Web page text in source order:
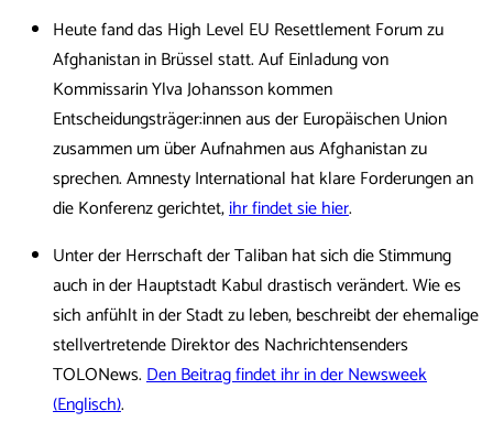
Heute fand das High Level EU Resettlement Forum zu
Afghanistan in Brüssel statt. Auf Einladung von
Kommissarin Ylva Johansson kommen
Entscheidungsträger:innen aus der Europäischen Union
zusammen um über Aufnahmen aus Afghanistan zu
sprechen. Amnesty International hat klare Forderungen an
die Konferenz gerichtet,ihr findet sie hier.
Unter der Herrschaft der Taliban hat sich die Stimmung
auch in der Hauptstadt Kabul drastisch verändert. Wie es
sich anfühlt in der Stadt zu leben, beschreibt der ehemalige
stellvertretende Direktor des Nachrichtensenders
TOLONews.Den Beitrag findet ihr in der Newsweek
(Englisch).